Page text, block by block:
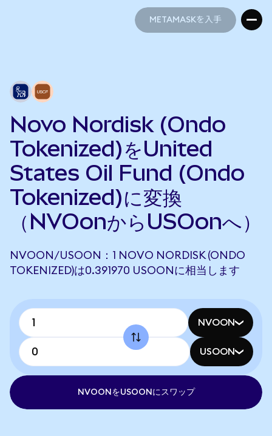
METAMASKを入手
Novo Nordisk (Ondo
Tokenized)をUnited
States Oil Fund (Ondo
Tokenized)に変換
（NVOonからUSOonへ）
NVOON/USOON：1 NOVO NORDISK (ONDO
TOKENIZED)は0.391970 USOONに相当します
NVOON
USOON
NVOONをUSOONにスワップ